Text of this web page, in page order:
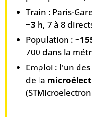
Train : Paris-
~3 h, 7 à 8
Population :
700 dans la
Emploi : l'un
de la